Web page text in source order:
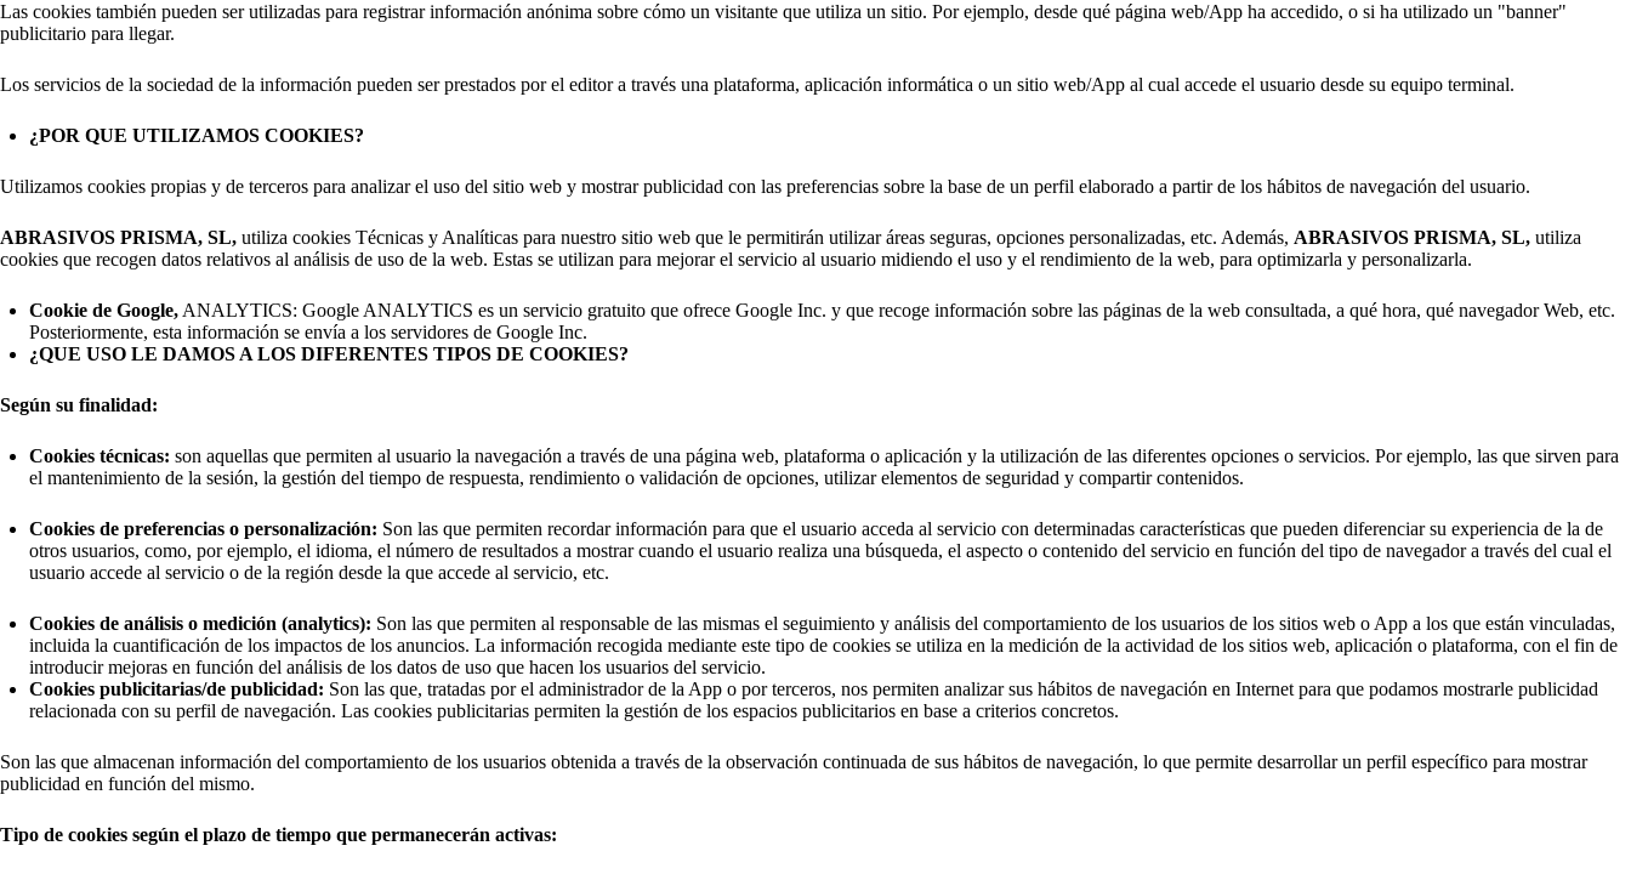
Las cookies también pueden ser utilizadas para registrar información anónima sobre cómo un visitante que utiliza un sitio. Por ejemplo, desde qué página web/App ha accedido, o si ha utilizado un "banner"
publicitario para llegar.
Los servicios de la sociedad de la información pueden ser prestados por el editor a través una plataforma, aplicación informática o un sitio web/App al cual accede el usuario desde su equipo terminal.
¿POR QUE UTILIZAMOS COOKIES?
Utilizamos cookies propias y de terceros para analizar el uso del sitio web y mostrar publicidad con las preferencias sobre la base de un perfil elaborado a partir de los hábitos de navegación del usuario.
ABRASIVOS PRISMA, SL, utiliza cookies Técnicas y Analíticas para nuestro sitio web que le permitirán utilizar áreas seguras, opciones personalizadas, etc. Además, ABRASIVOS PRISMA, SL, utiliza
cookies que recogen datos relativos al análisis de uso de la web. Estas se utilizan para mejorar el servicio al usuario midiendo el uso y el rendimiento de la web, para optimizarla y personalizarla.
Cookie de Google, ANALYTICS: Google ANALYTICS es un servicio gratuito que ofrece Google Inc. y que recoge información sobre las páginas de la web consultada, a qué hora, qué navegador Web, etc.
Posteriormente, esta información se envía a los servidores de Google Inc.
¿QUE USO LE DAMOS A LOS DIFERENTES TIPOS DE COOKIES?
Según su finalidad:
Cookies técnicas: son aquellas que permiten al usuario la navegación a través de una página web, plataforma o aplicación y la utilización de las diferentes opciones o servicios. Por ejemplo, las que sirven para
el mantenimiento de la sesión, la gestión del tiempo de respuesta, rendimiento o validación de opciones, utilizar elementos de seguridad y compartir contenidos.
Cookies de preferencias o personalización: Son las que permiten recordar información para que el usuario acceda al servicio con determinadas características que pueden diferenciar su experiencia de la de
otros usuarios, como, por ejemplo, el idioma, el número de resultados a mostrar cuando el usuario realiza una búsqueda, el aspecto o contenido del servicio en función del tipo de navegador a través del cual el
usuario accede al servicio o de la región desde la que accede al servicio, etc.
Cookies de análisis o medición (analytics): Son las que permiten al responsable de las mismas el seguimiento y análisis del comportamiento de los usuarios de los sitios web o App a los que están vinculadas,
incluida la cuantificación de los impactos de los anuncios. La información recogida mediante este tipo de cookies se utiliza en la medición de la actividad de los sitios web, aplicación o plataforma, con el fin de
introducir mejoras en función del análisis de los datos de uso que hacen los usuarios del servicio.
Cookies publicitarias/de publicidad: Son las que, tratadas por el administrador de la App o por terceros, nos permiten analizar sus hábitos de navegación en Internet para que podamos mostrarle publicidad
relacionada con su perfil de navegación. Las cookies publicitarias permiten la gestión de los espacios publicitarios en base a criterios concretos.
Son las que almacenan información del comportamiento de los usuarios obtenida a través de la observación continuada de sus hábitos de navegación, lo que permite desarrollar un perfil específico para mostrar
publicidad en función del mismo.
Tipo de cookies según el plazo de tiempo que permanecerán activas: